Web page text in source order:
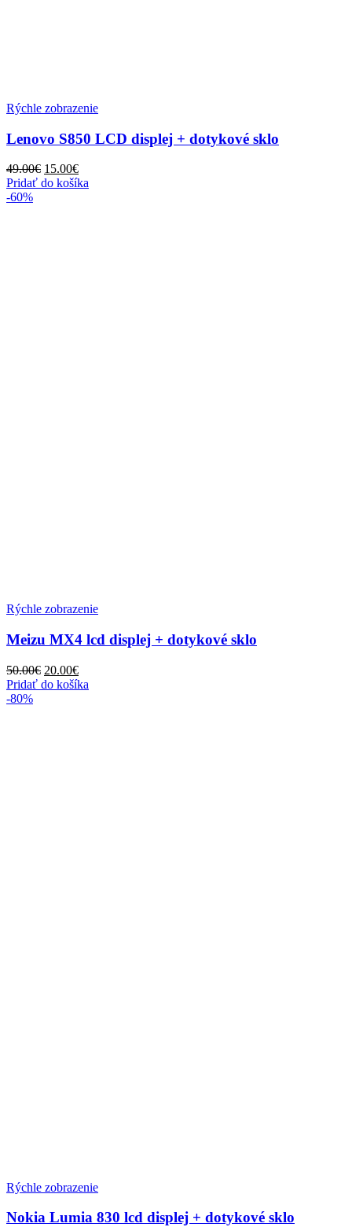
Rýchle zobrazenie
Lenovo S850 LCD displej + dotykové sklo
49.00€ Pôvodná
cena
15.00€Aktuálna
cena
Pridať do košíka
-60%
Rýchle zobrazenie
Meizu MX4 lcd displej + dotykové sklo
50.00€ Pôvodná
cena
20.00€Aktuálna
cena
Pridať do košíka
-80%
Rýchle zobrazenie
Nokia Lumia 830 lcd displej + dotykové sklo